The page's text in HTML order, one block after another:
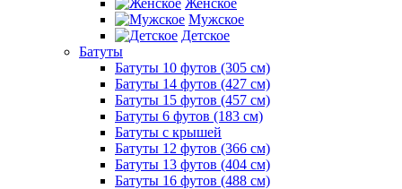
Женское
Мужское
Детское
Батуты
Батуты 10 футов (305 см)
Батуты 14 футов (427 см)
Батуты 15 футов (457 см)
Батуты 6 футов (183 см)
Батуты с крышей
Батуты 12 футов (366 см)
Батуты 13 футов (404 см)
Батуты 16 футов (488 см)